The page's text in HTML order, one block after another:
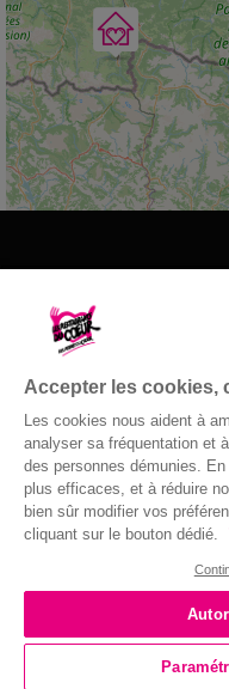
31200 Toulouse
05.34.40.12.12
Nous contacter
Mentions
Accepter les cookies,
Les cookies nous aident à
analyser sa fréquentation et
des personnes démunies.
plus efficaces, et à réduire
bien sûr modifier vos
cliquant sur le bouton dédié.